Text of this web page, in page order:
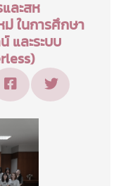
ละสห
ม่ ในการศึกษา
และระบบ